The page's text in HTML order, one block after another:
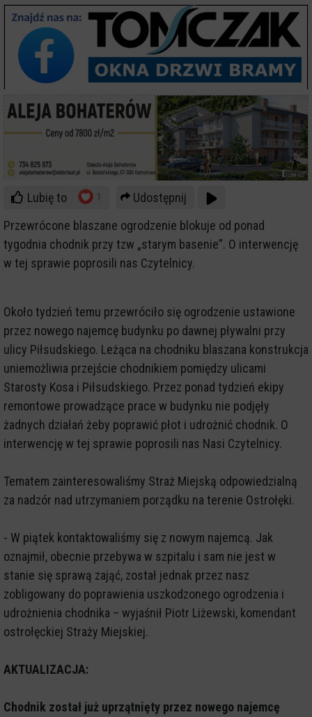
Lubię to 1
Udostępnij
Przewrócone blaszane ogrodzenie blokuje od ponad
tygodnia chodnik przy tzw „starym basenie”. O interwencję
w tej sprawie poprosili nas Czytelnicy.
Około tydzień temu przewróciło się ogrodzenie ustawione
przez nowego najemcę budynku po dawnej pływalni przy
ulicy Piłsudskiego. Leżąca na chodniku blaszana konstrukcja
uniemożliwia przejście chodnikiem pomiędzy ulicami
Starosty Kosa i Piłsudskiego. Przez ponad tydzień ekipy
remontowe prowadzące prace w budynku nie podjęły
żadnych działań żeby poprawić płot i udrożnić chodnik. O
interwencję w tej sprawie poprosili nas Nasi Czytelnicy.
Tematem zainteresowaliśmy Straż Miejską odpowiedzialną
za nadzór nad utrzymaniem porządku na terenie Ostrołęki.
- W piątek kontaktowaliśmy się z nowym najemcą. Jak
oznajmił, obecnie przebywa w szpitalu i sam nie jest w
stanie się sprawą zająć, został jednak przez nasz
zobligowany do poprawienia uszkodzonego ogrodzenia i
udrożnienia chodnika – wyjaśnił Piotr Liżewski, komendant
ostrołęckiej Straży Miejskiej.
AKTUALIZACJA:
Chodnik został już uprzątnięty przez nowego najemcę